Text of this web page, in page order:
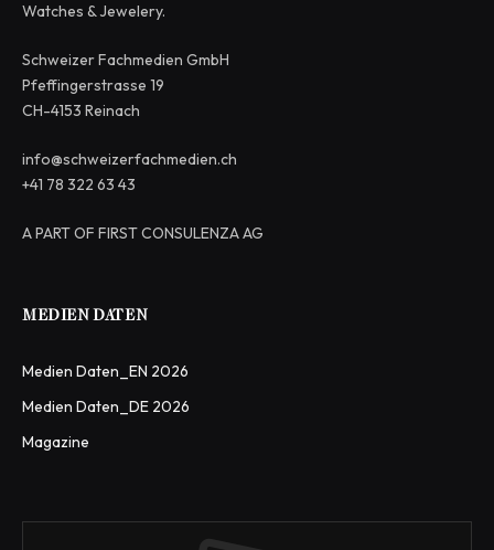
Watches & Jewelery.
Schweizer Fachmedien GmbH
Pfeffingerstrasse 19
CH-4153 Reinach
info@schweizerfachmedien.ch
+41 78 322 63 43
A PART OF FIRST CONSULENZA AG
MEDIEN DATEN
Medien Daten_EN 2026
Medien Daten_DE 2026
Magazine